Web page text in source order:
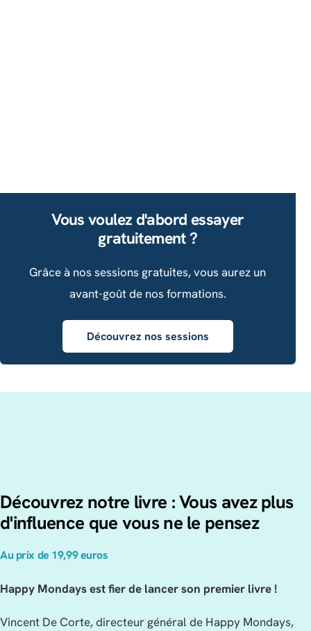
Vous voulez d'abord essayer
gratuitement ?
Grâce à nos sessions gratuites, vous aurez un
avant-goût de nos formations.
Découvrez nos sessions
Découvrez notre livre : Vous avez plus
d'influence que vous ne le pensez
Au prix de 19,99 euros
Happy Mondays est fier de lancer son premier livre !
Vincent De Corte, directeur général de Happy Mondays,